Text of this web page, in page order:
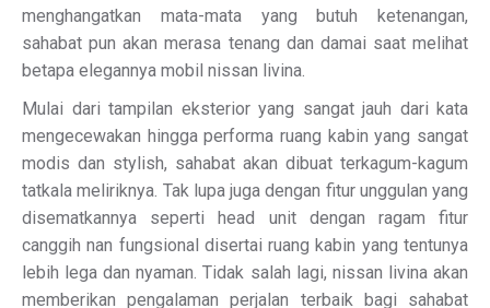
menghangatkan mata-mata yang butuh ketenangan,
sahabat pun akan merasa tenang dan damai saat melihat
betapa elegannya mobil nissan livina.
Mulai dari tampilan eksterior yang sangat jauh dari kata
mengecewakan hingga performa ruang kabin yang sangat
modis dan stylish, sahabat akan dibuat terkagum-kagum
tatkala meliriknya. Tak lupa juga dengan fitur unggulan yang
disematkannya seperti head unit dengan ragam fitur
canggih nan fungsional disertai ruang kabin yang tentunya
lebih lega dan nyaman. Tidak salah lagi, nissan livina akan
memberikan pengalaman perjalan terbaik bagi sahabat